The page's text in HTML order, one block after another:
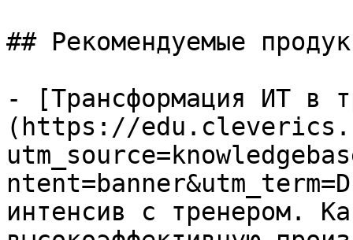
## Рекомендуемые
- [Трансформация ИТ в
(https://
интенсив с тренером.